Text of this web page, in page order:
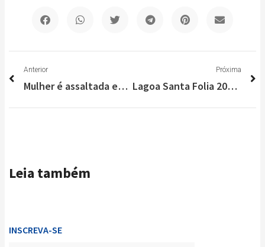
Anterior
Mulher é assaltada em Lagoa Santa por bandido com uniforme de empresa
Próxima
Lagoa Santa Folia 2025 será o Carnaval da família e da mineiridade
Leia também
INSCREVA-SE